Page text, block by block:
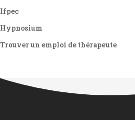
Ifpec
Hypnosium
Trouver un emploi de thérapeute